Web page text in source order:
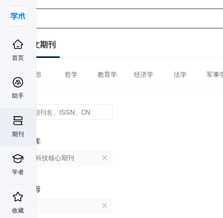
首页
助手
期刊
学者
收藏
中文期刊
全部 哲学 教育学 经济学 法学 军事
数据库
中国科技核心期刊
首字母